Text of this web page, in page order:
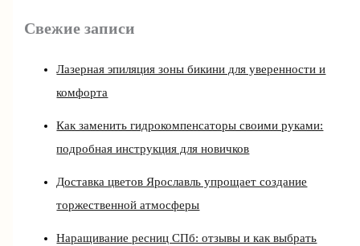
Свежие записи
Лазерная эпиляция зоны бикини для уверенности и
комфорта
Как заменить гидрокомпенсаторы своими руками:
подробная инструкция для новичков
Доставка цветов Ярославль упрощает создание
торжественной атмосферы
Наращивание ресниц СПб: отзывы и как выбрать